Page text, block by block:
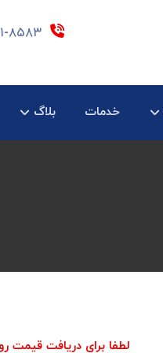
۰۲۱-
خدمات بلاگ
لطفا برای دریافت قیمت